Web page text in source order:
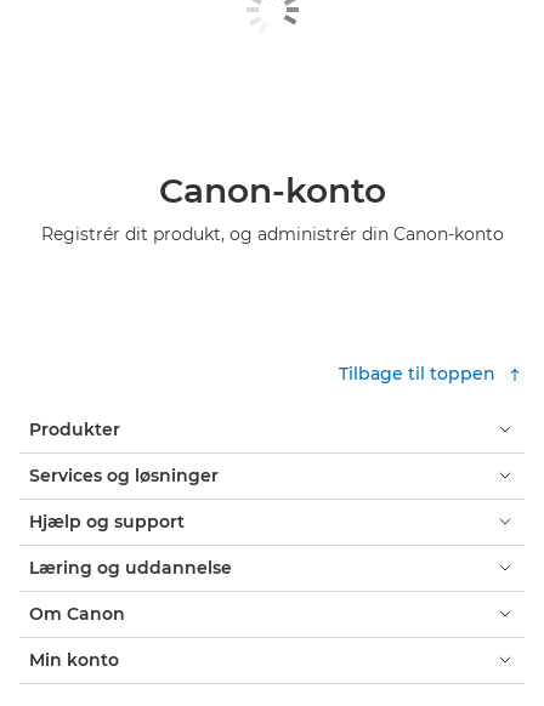
Canon-konto
Registrér dit produkt, og administrér din Canon-konto
Tilbage til toppen
Produkter
Services og løsninger
Hjælp og support
Læring og uddannelse
Om Canon
Min konto